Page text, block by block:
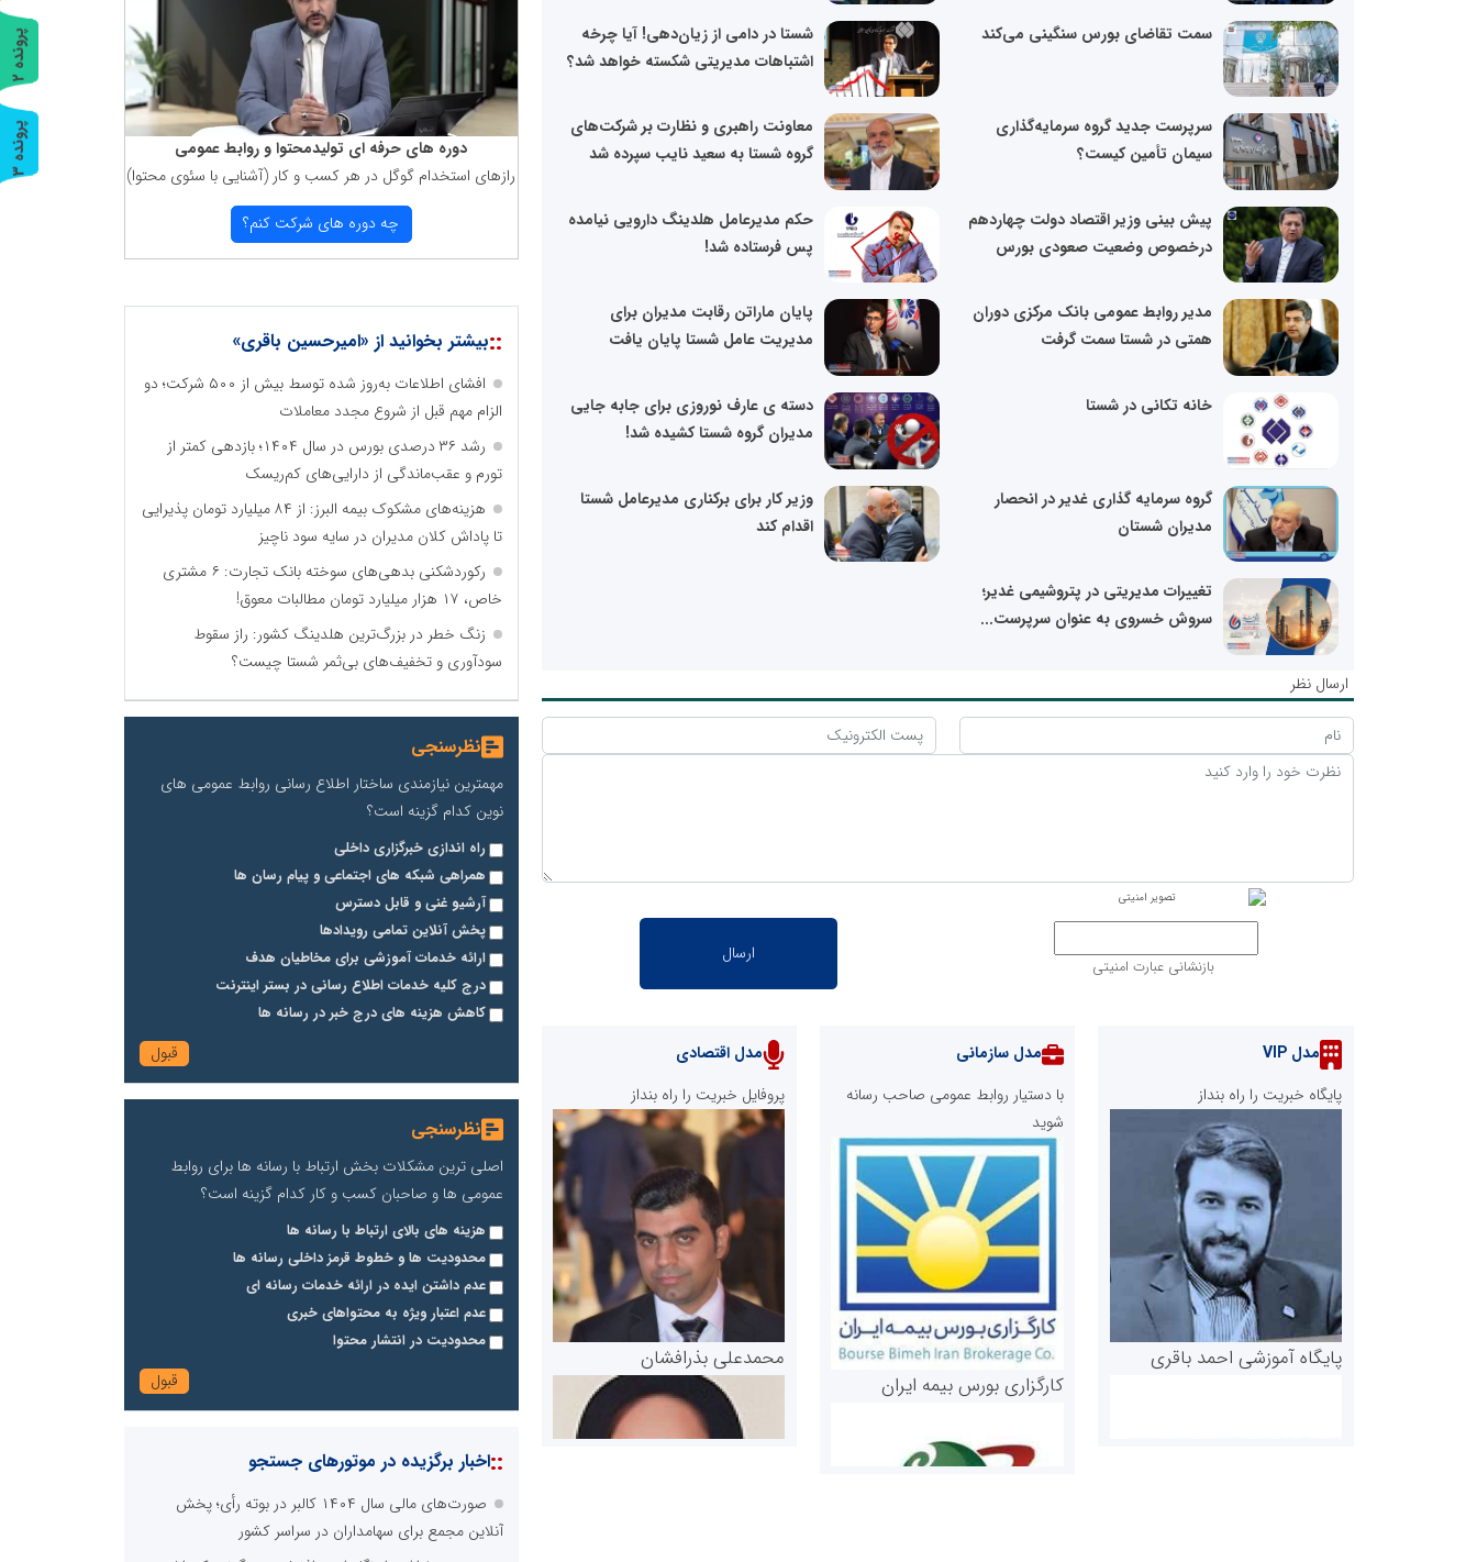
سمت تقاضای بورس سنگینی می‌کند
شستا در دامی از زیان‌دهی! آیا چرخه
اشتباهات مدیریتی شکسته خواهد شد؟
سرپرست جدید گروه سرمایه‌گذاری
سیمان تأمین کیست؟
معاونت راهبری و نظارت بر شرکت‌های
گروه شستا به سعید نایب سپرده شد
پیش بینی وزیر اقتصاد دولت چهاردهم
درخصوص وضعیت صعودی بورس
حکم مدیرعامل هلدینگ دارویی نیامده
پس فرستاده شد!
مدیر روابط عمومی بانک مرکزی دوران
همتی در شستا سمت گرفت
پایان ماراتن رقابت مدیران برای
مدیریت عامل شستا پایان یافت
خانه تکانی در شستا
دسته ی عارف نوروزی برای جابه جایی
مدیران گروه شستا کشیده شد!
گروه سرمایه گذاری غدیر در انحصار
مدیران شستان
وزیر کار برای برکناری مدیرعامل شستا
اقدام کند
تغییرات مدیریتی در پتروشیمی غدیر؛
سروش خسروی به عنوان سرپرست...
ارسال نظر
بازنشانی عبارت امنیتی
مدل VIP
پایگاه خبریت را راه بنداز
پایگاه آموزشی احمد باقری
مدل سازمانی
با دستیار روابط عمومی صاحب رسانه
شوید
کارگزاری بورس بیمه ایران
مدل اقتصادی
پروفایل خبریت را راه بنداز
محمدعلی بذرافشان
دوره های حرفه ای تولیدمحتوا و روابط عمومی
رازهای استخدام گوگل در هر كسب و كار (آشنایی با سئوی محتوا)
چه دوره های شركت كنم؟
::بیشتر بخوانید از «امیرحسین باقری»
افشای اطلاعات به‌روز شده توسط بیش از ۵۰۰ شرکت؛ دو
الزام مهم قبل از شروع مجدد معاملات
رشد ۳۶ درصدی بورس در سال ۱۴۰۴؛ بازدهی کمتر از
تورم و عقب‌ماندگی از دارایی‌های کم‌ریسک
هزینه‌های مشکوک بیمه البرز: از ۸۴ میلیارد تومان پذیرایی
تا پاداش کلان مدیران در سایه سود ناچیز
رکوردشکنی بدهی‌های سوخته بانک تجارت: ۶ مشتری
خاص، ۱۷ هزار میلیارد تومان مطالبات معوق!
زنگ خطر در بزرگ‌ترین هلدینگ کشور: راز سقوط
سودآوری و تخفیف‌های بی‌ثمر شستا چیست؟
نظرسنجی
مهمترین نیازمندی ساختار اطلاع رسانی روابط عمومی های
نوین کدام گزینه است؟
راه اندازی خبرگزاری داخلی
همراهی شبکه های اجتماعی و پیام رسان ها
آرشیو غنی و قابل دسترس
پخش آنلاین تمامی رویدادها
ارائه خدمات آموزشی برای مخاطیان هدف
درج کلیه خدمات اطلاع رسانی در بستر اینترنت
کاهش هزینه های درج خبر در رسانه ها
نظرسنجی
اصلی ترین مشکلات بخش ارتباط با رسانه ها برای روابط
عمومی ها و صاحبان کسب و کار کدام گزینه است؟
هزینه های بالای ارتباط با رسانه ها
محدودیت ها و خطوط قرمز داخلی رسانه ها
عدم داشتن ایده در ارائه خدمات رسانه ای
عدم اعتبار ویژه به محتواهای خبری
محدودیت در انتشار محتوا
::اخبار برگزیده در موتورهای جستجو
صورت‌های مالی سال ۱۴۰۴ کالبر در بوته رأی؛ پخش
آنلاین مجمع برای سهامداران در سراسر کشور
پ
ر
و
ن
د
ه
2
پ
ر
و
ن
د
ه
3